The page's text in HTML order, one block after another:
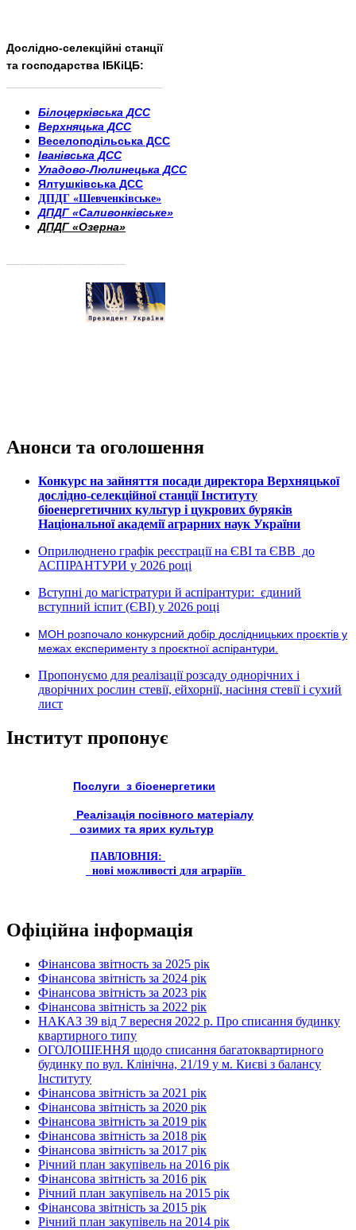
Дослідно-селекційні станції
та господарства ІБКіЦБ:
Білоцерківська ДСС
Верхняцька ДСС
Веселоподільська ДСС
Іванівська ДСС
Уладово-Люлинецька ДСС
Ялтушківська ДСС
ДПДГ «Шевченківське»
ДПДГ «Саливонківське»
ДПДГ «Озерна»
Анонси та оголошення
Конкурс на зайняття посади директора Верхняцької
дослідно-селекційної станції Інституту
біоенергетичних культур і цукрових буряків
Національної академії аграрних наук України
Оприлюднено графік реєстрації на ЄВІ та ЄВВ до
АСПІРАНТУРИ у 2026 році
Вступні до магістратури й аспірантури: єдиний
вступний іспит (ЄВІ) у 2026 році
МОН розпочало конкурсний добір дослідницьких проєктів у
межах експерименту з проєктної аспірантури.
Пропонуємо для реалізації розсаду однорічних і
дворічних рослин стевії, ейхорнії, насіння стевії і сухий
лист
Інститут пропонує
Послуги з біоенергетики
Реалізація посівного матеріалу
озимих та ярих культур
ПАВЛОВНІЯ:
нові можливості для аграріїв
Офіційна інформація
Фінансова звітность за 2025 рік
Фінансова звітність за 2024 рік
Фінансова звітність за 2023 рік
Фінансова звітність за 2022 рік
НАКАЗ 39 від 7 вересня 2022 р. Про списання будинку
квартирного типу
ОГОЛОШЕННЯ щодо списання багатоквартирного
будинку по вул. Клінічна, 21/19 у м. Києві з балансу
Інституту
Фінансова звітність за 2021 рік
Фінансова звітність за 2020 рік
Фінансова звітність за 2019 рік
Фінансова звітність за 2018 рік
Фінансова звітність за 2017 рік
Річний план закупівель на 2016 рік
Фінансова звітність за 2016 рік
Річний план закупівель на 2015 рік
Фінансова звітність за 2015 рік
Річний план закупівель на 2014 рік